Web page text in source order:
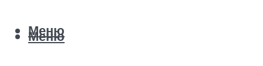
Меню
Меню